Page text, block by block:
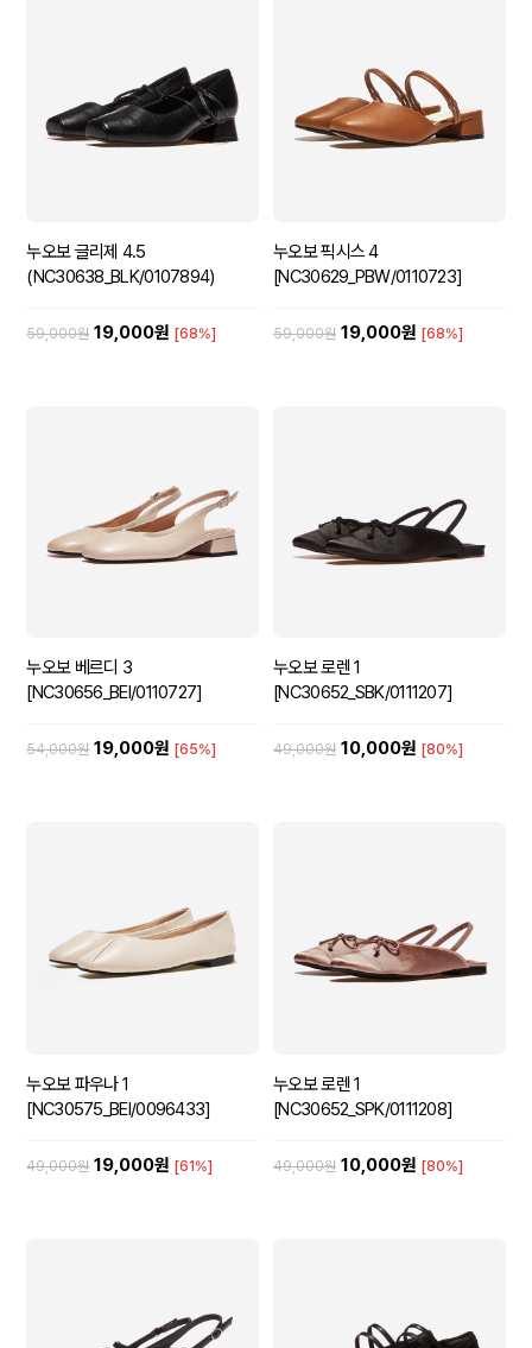
누오보 글리제 4.5
(NC30638_BLK/0107894)
59,000원 19,000원 [68%]
누오보 픽시스 4
[NC30629_PBW/0110723]
59,000원 19,000원 [68%]
누오보 베르디 3
[NC30656_BEI/0110727]
54,000원 19,000원 [65%]
누오보 로렌 1
[NC30652_SBK/0111207]
49,000원 10,000원 [80%]
누오보 파우나 1
[NC30575_BEI/0096433]
49,000원 19,000원 [61%]
누오보 로렌 1
[NC30652_SPK/0111208]
49,000원 10,000원 [80%]